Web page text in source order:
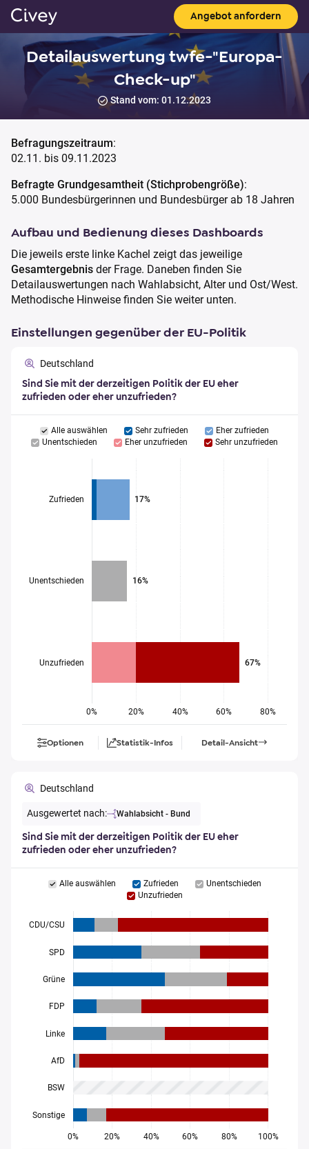
Angebot anfordern
Detailauswertung twfe-"Europa-
Check-up"
Stand vom: 01.12.2023
Befragungszeitraum:
02.11. bis 09.11.2023
Befragte Grundgesamtheit (Stichprobengröße):
5.000 Bundesbürgerinnen und Bundesbürger ab 18 Jahren
Aufbau und Bedienung dieses Dashboards
Die jeweils erste linke Kachel zeigt das jeweilige
Gesamtergebnis der Frage. Daneben finden Sie
Detailauswertungen nach Wahlabsicht, Alter und Ost/West.
Methodische Hinweise finden Sie weiter unten.
Einstellungen gegenüber der EU-Politik
Deutschland
Sind Sie mit der derzeitigen Politik der EU eher
zufrieden oder eher unzufrieden?
Alle auswählen Sehr zufrieden
Eher zufrieden
Unentschieden
Eher unzufrieden Sehr unzufrieden
0% 20% 40% 60% 80%
17%
16%
67%
Zufrieden
Unentschieden
Unzufrieden
Optionen Statistik-Infos Detail-Ansicht
Deutschland
Ausgewertet nach: Wahlabsicht - Bund
Sind Sie mit der derzeitigen Politik der EU eher
zufrieden oder eher unzufrieden?
Alle auswählen Zufrieden
Unentschieden
Unzufrieden
0% 20% 40% 60% 80% 100%
CDU/CSU
SPD
Grüne
FDP
Linke
AfD
BSW
Sonstige